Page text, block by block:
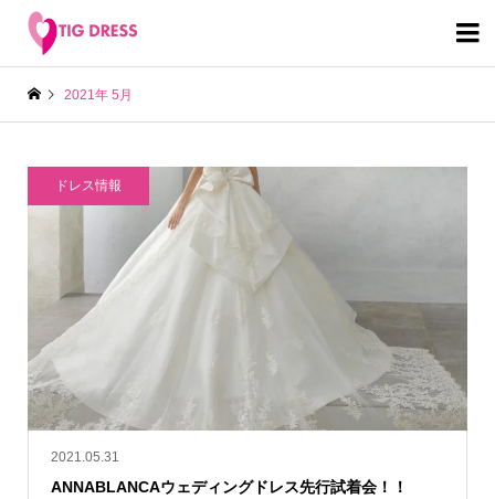

2021年 5月
2021.05.31
ANNABLANCAウェディングドレス先行試着会！！
ドレス情報